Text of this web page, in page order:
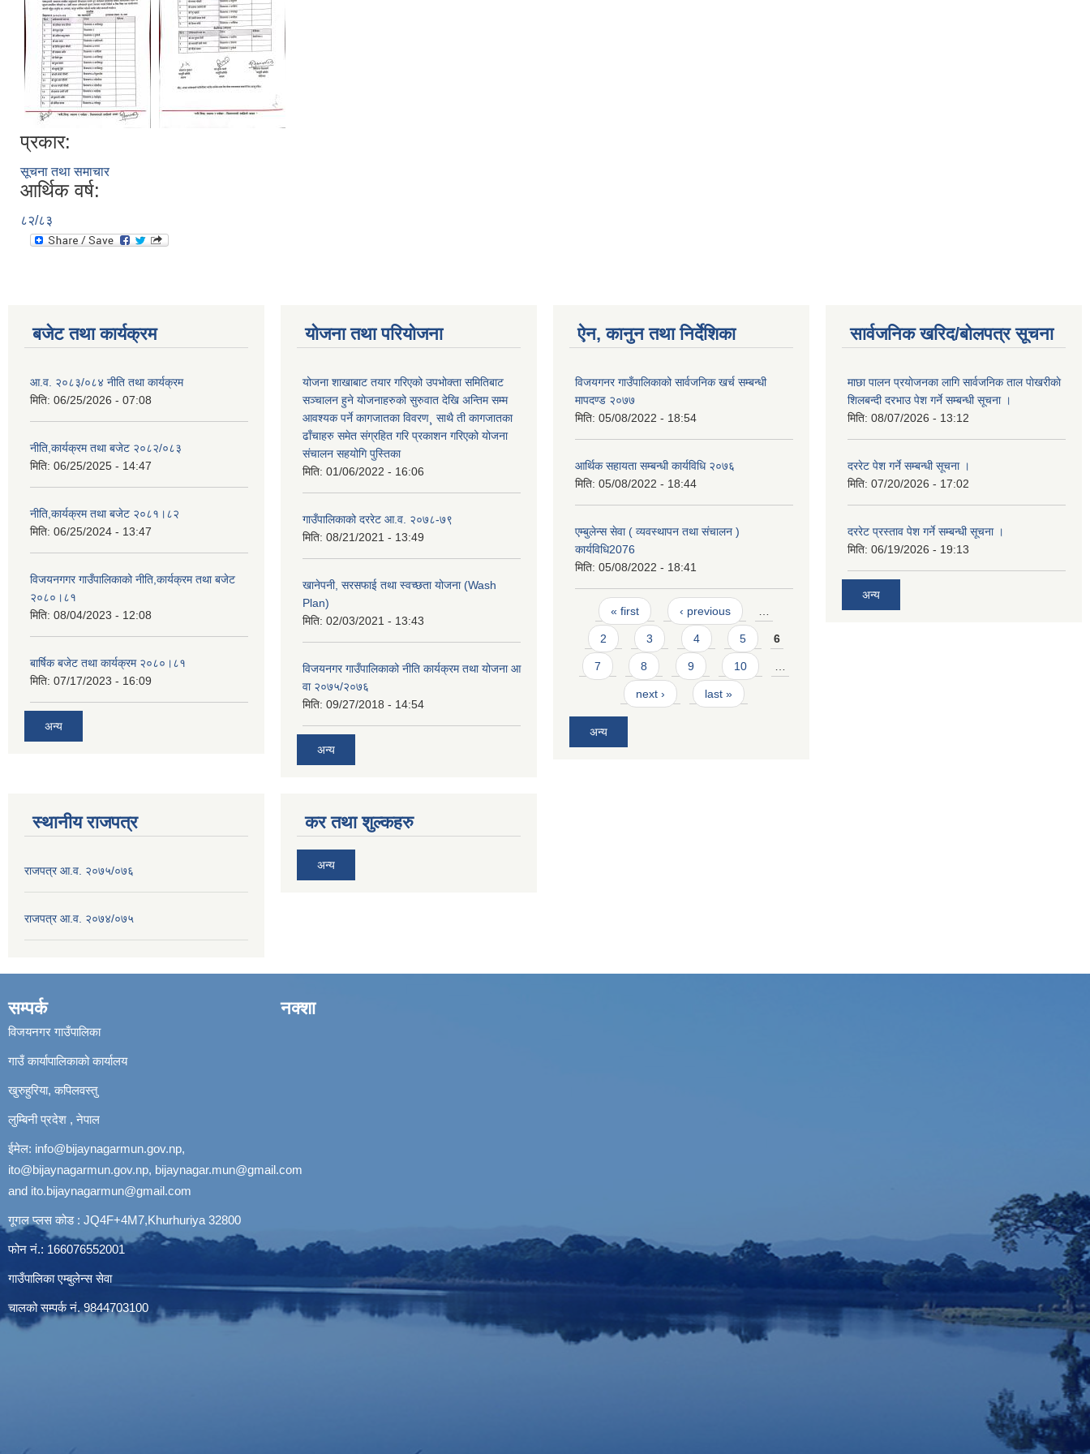
प्रकार:
सूचना तथा समाचार
आर्थिक वर्ष:
८२/८३
बजेट तथा कार्यक्रम
आ.व. २०८३/०८४ नीति तथा कार्यक्रम
मिति: 06/25/2026 - 07:08
नीति,कार्यक्रम तथा बजेट २०८२/०८३
मिति: 06/25/2025 - 14:47
नीति,कार्यक्रम तथा बजेट २०८१।८२
मिति: 06/25/2024 - 13:47
विजयनगगर गाउँपालिकाको नीति,कार्यक्रम तथा बजेट
२०८०।८१
मिति: 08/04/2023 - 12:08
बार्षिक बजेट तथा कार्यक्रम २०८०।८१
मिति: 07/17/2023 - 16:09
अन्य
योजना तथा परियोजना
योजना शाखाबाट तयार गरिएको उपभोक्ता समितिबाट
सञ्चालन हुने योजनाहरुको सुरुवात देखि अन्तिम सम्म
आवश्यक पर्ने कागजातका विवरण¸ साथै ती कागजातका
ढाँचाहरु समेत संग्रहित गरि प्रकाशन गरिएको योजना
संचालन सहयोगि पुस्तिका
मिति: 01/06/2022 - 16:06
गाउँपालिकाको दररेट आ.व. २०७८-७९
मिति: 08/21/2021 - 13:49
खानेपनी, सरसफाई तथा स्वच्छता योजना (Wash
Plan)
मिति: 02/03/2021 - 13:43
विजयनगर गाउँपालिकाको नीति कार्यक्रम तथा योजना आ
वा २०७५/२०७६
मिति: 09/27/2018 - 14:54
अन्य
ऐन, कानुन तथा निर्देशिका
विजयगनर गाउँपालिकाको सार्वजनिक खर्च सम्बन्धी
मापदण्ड २०७७
मिति: 05/08/2022 - 18:54
आर्थिक सहायता सम्बन्धी कार्यविधि २०७६
मिति: 05/08/2022 - 18:44
एम्बुलेन्स सेवा ( व्यवस्थापन तथा संचालन )
कार्यविधि2076
मिति: 05/08/2022 - 18:41
Pages
« first ‹ previous …
2 3 4 5 6
7 8 9 10 …
next › last »
अन्य
सार्वजनिक खरिद/बोलपत्र सूचना
माछा पालन प्रयाेजनका लागि सार्वजनिक ताल पाेखरीकाे
शिलबन्दी दरभाउ पेश गर्ने सम्बन्धी सूचना ।
मिति: 08/07/2026 - 13:12
दररेट पेश गर्ने सम्बन्धी सूचना ।
मिति: 07/20/2026 - 17:02
दररेट प्रस्ताव पेश गर्ने सम्बन्धी सूचना ।
मिति: 06/19/2026 - 19:13
अन्य
स्थानीय राजपत्र
राजपत्र आ.व. २०७५/०७६
राजपत्र आ.व. २०७४/०७५
कर तथा शुल्कहरु
अन्य
सम्पर्क
विजयनगर गाउँपालिका
गाउँ कार्यापालिकाको कार्यालय
खुरुहुरिया, कपिलवस्तु
लुम्बिनी प्रदेश , नेपाल
ईमेल: info@bijaynagarmun.gov.np,
ito@bijaynagarmun.gov.np, bijaynagar.mun@gmail.com
and ito.bijaynagarmun@gmail.com
गूगल प्लस कोड : JQ4F+4M7,Khurhuriya 32800
फोन नं.: 166076552001
गाउँपालिका एम्बुलेन्स सेवा
चालको सम्पर्क नं. 9844703100
नक्शा